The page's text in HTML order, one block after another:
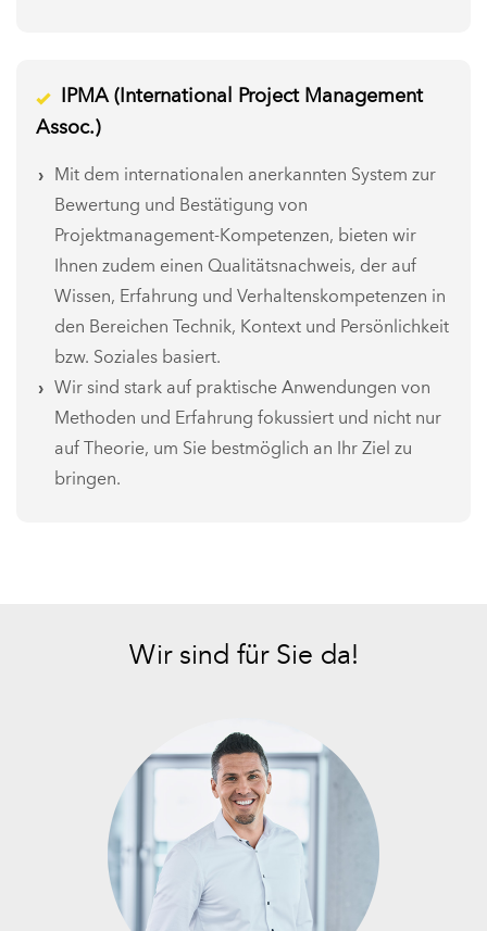
IPMA (International Project Management
Assoc.)
Mit dem internationalen anerkannten System zur
Bewertung und Bestätigung von
Projektmanagement-Kompetenzen, bieten wir
Ihnen zudem einen Qualitätsnachweis, der auf
Wissen, Erfahrung und Verhaltenskompetenzen in
den Bereichen Technik, Kontext und Persönlichkeit
bzw. Soziales basiert.
Wir sind stark auf praktische Anwendungen von
Methoden und Erfahrung fokussiert und nicht nur
auf Theorie, um Sie bestmöglich an Ihr Ziel zu
bringen.
Wir sind für Sie da!